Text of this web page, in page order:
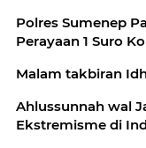
Polres Sumenep
Perayaan 1 Suro
Malam takbiran
Ahlussunnah wal
Ekstremisme di